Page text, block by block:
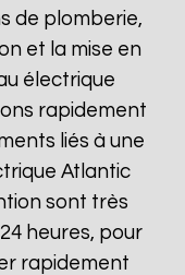
de plomberie,
et la mise en
électrique
rapidement
liés à une
Atlantic
sont très
heures, pour
rapidement